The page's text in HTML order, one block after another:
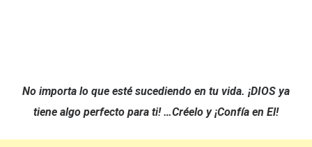
No importa lo que esté sucediendo en tu vida. ¡DIOS ya
tiene algo perfecto para ti! …Créelo y ¡Confía en El!